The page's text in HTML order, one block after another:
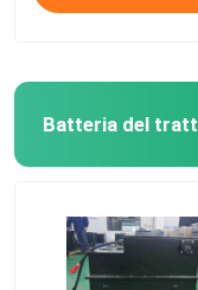
Batteria del